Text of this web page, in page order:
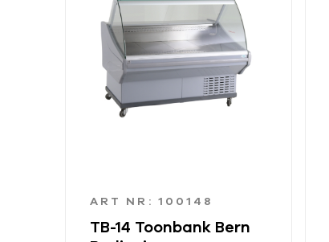
ART NR: 100148
TB-14 Toonbank Bern